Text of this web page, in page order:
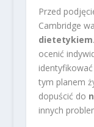
Przed
Cambridge
dietetykiem
ocenić
tym planem
dopuścić do
innych